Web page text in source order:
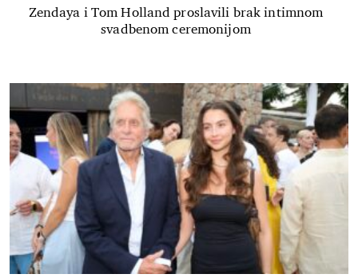
Zendaya i Tom Holland proslavili brak intimnom
svadbenom ceremonijom